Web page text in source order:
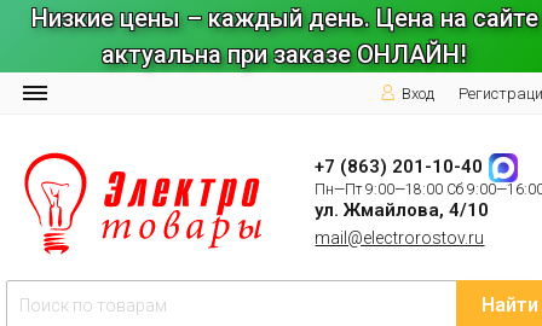
Низкие цены – каждый день. Цена на сайте
актуальна при заказе ОНЛАЙН!
Вход
+7 (863) 201-10-40
Пн—Пт 9:00—18:00 Сб
ул. Жмайлова, 4/10
mail@electrorostov.ru
Найти